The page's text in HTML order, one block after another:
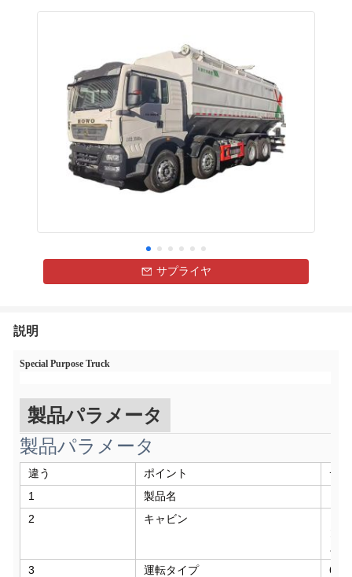
サプライヤ
説明
Special Purpose Truck
製品パラメータ
製品パラメータ
違う ポイント
デ
1
製品名
2
キャビン
3
運転タイプ
6X2